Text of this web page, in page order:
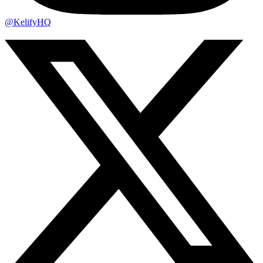
@KelifyHQ